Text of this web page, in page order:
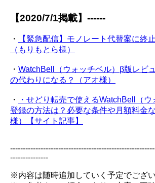
【2020/7/1掲載】------
・
【緊急配信】モノレート代替案に終
（もりもとら様）
・ WatchBell（ウォッチベル）β版レビ
の代わりになる？（アオ様）
・
・せどり転売で使えるWatchBell（
登録の方法は？必要な条件や月額料金
様）【サイト記事】
---------------
※内容は随時追加していく予定でござい